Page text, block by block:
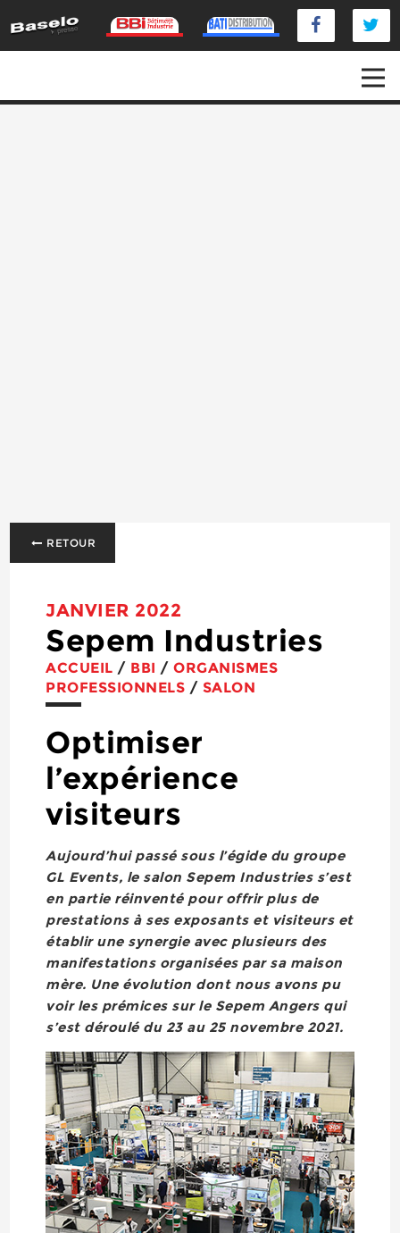
RETOUR
JANVIER 2022
Sepem Industries
ACCUEIL / BBI /ORGANISMES
PROFESSIONNELS / SALON
Optimiser
l’expérience
visiteurs
Aujourd’hui passé sous l’égide du groupe
GL Events, le salon Sepem Industries s’est
en partie réinventé pour offrir plus de
prestations à ses exposants et visiteurs et
établir une synergie avec plusieurs des
manifestations organisées par sa maison
mère. Une évolution dont nous avons pu
voir les prémices sur le Sepem Angers qui
s’est déroulé du 23 au 25 novembre 2021.